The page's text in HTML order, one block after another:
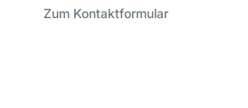
Zum Kontaktformular